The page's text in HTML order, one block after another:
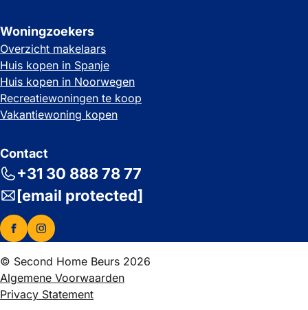
Woningzoekers
Overzicht makelaars
Huis kopen in Spanje
Huis kopen in Noorwegen
Recreatiewoningen te koop
Vakantiewoning kopen
Contact
+31 30 888 78 77
[email protected]
© Second Home Beurs 2026
Algemene Voorwaarden
Privacy Statement